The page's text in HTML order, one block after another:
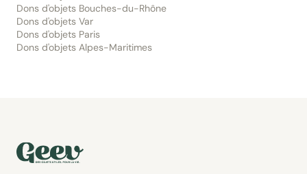
Dons d'objets Bouches-du-Rhône
Dons d'objets Var
Dons d'objets Paris
Dons d'objets Alpes-Maritimes